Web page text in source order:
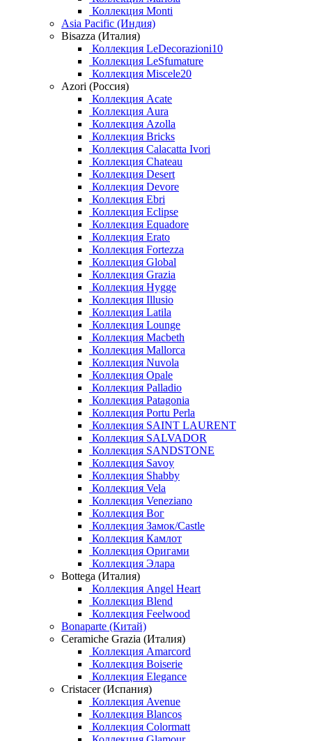
Коллекция Monti
Asia Pacific (Индия)
Bisazza (Италия)
Коллекция LeDecorazioni10
Коллекция LeSfumature
Коллекция Miscele20
Azori (Россия)
Коллекция Acate
Коллекция Aura
Коллекция Azolla
Коллекция Bricks
Коллекция Calacatta Ivori
Коллекция Chateau
Коллекция Desert
Коллекция Devore
Коллекция Ebri
Коллекция Eclipse
Коллекция Equadore
Коллекция Erato
Коллекция Fortezza
Коллекция Global
Коллекция Grazia
Коллекция Hygge
Коллекция Illusio
Коллекция Latila
Коллекция Lounge
Коллекция Macbeth
Коллекция Mallorca
Коллекция Nuvola
Коллекция Opale
Коллекция Palladio
Коллекция Patagonia
Коллекция Portu Perla
Коллекция SAINT LAURENT
Коллекция SALVADOR
Коллекция SANDSTONE
Коллекция Savoy
Коллекция Shabby
Коллекция Vela
Коллекция Veneziano
Коллекция Вог
Коллекция Замок/Castle
Коллекция Камлот
Коллекция Оригами
Коллекция Элара
Bottega (Италия)
Коллекция Angel Heart
Коллекция Blend
Коллекция Feelwood
Bonaparte (Китай)
Ceramiche Grazia (Италия)
Коллекция Amarcord
Коллекция Boiserie
Коллекция Elegance
Cristacer (Испания)
Коллекция Avenue
Коллекция Blancos
Коллекция Colormatt